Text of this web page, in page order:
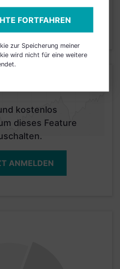
kostenlos
dieses Feature
ANMELDEN
FORTFAHREN
zur Speicherung meiner
wird nicht für eine weitere